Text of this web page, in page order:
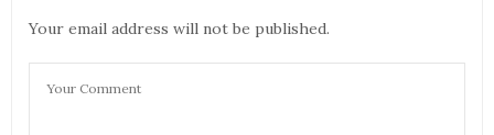
Your email address will not be published.